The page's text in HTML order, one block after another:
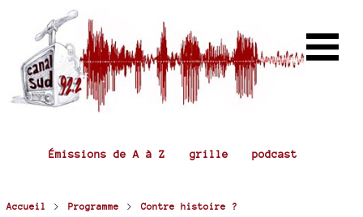
Émissions de A à Z grille podcast
Accueil > Programme > Contre histoire ?